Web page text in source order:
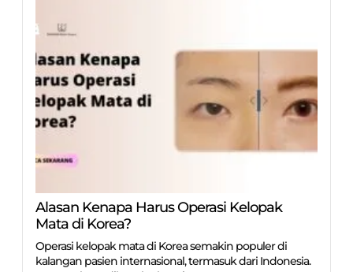
Alasan Kenapa Harus Operasi Kelopak
Mata di Korea?
Operasi kelopak mata di Korea semakin populer di
kalangan pasien internasional, termasuk dari Indonesia.